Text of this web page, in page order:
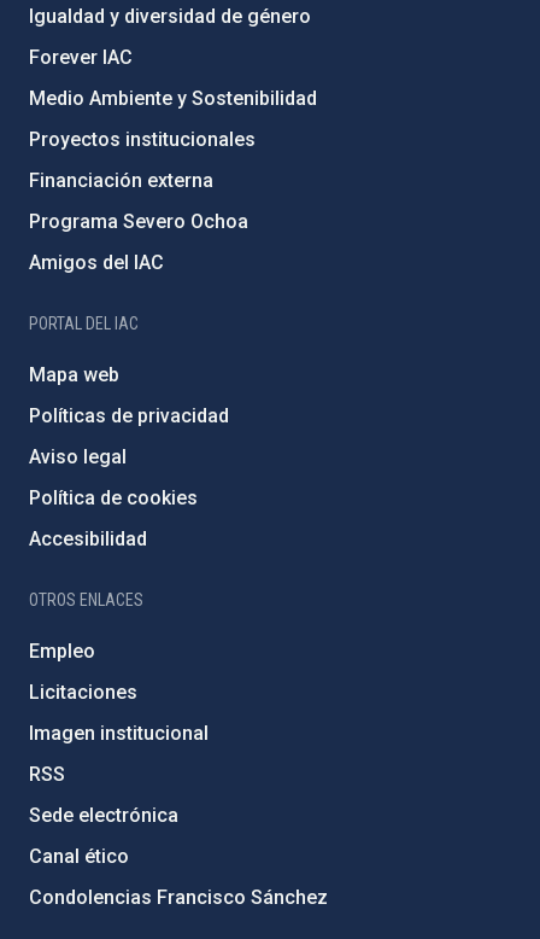
Igualdad y diversidad de género
Forever IAC
Medio Ambiente y Sostenibilidad
Proyectos institucionales
Financiación externa
Programa Severo Ochoa
Amigos del IAC
PORTAL DEL IAC
Mapa web
Políticas de privacidad
Aviso legal
Política de cookies
Accesibilidad
OTROS ENLACES
Empleo
Licitaciones
Imagen institucional
RSS
Sede electrónica
Canal ético
Condolencias Francisco Sánchez